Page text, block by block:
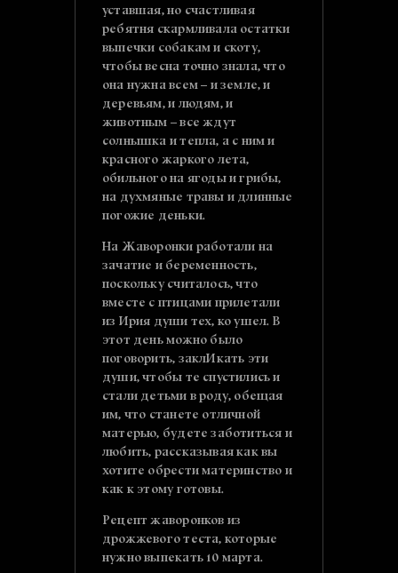
уставшая, но счастливая
ребятня скармливала остатки
выпечки собакам и скоту,
чтобы весна точно знала, что
она нужна всем – и земле, и
деревьям, и людям, и
животным – все ждут
солнышка и тепла, а с ним и
красного жаркого лета,
обильного на ягоды и грибы,
на духмяные травы и длинные
погожие деньки.
На Жаворонки работали на
зачатие и беременность,
поскольку считалось, что
вместе с птицами прилетали
из Ирия души тех, ко ушел. В
этот день можно было
поговорить, заклИкать эти
души, чтобы те спустились и
стали детьми в роду, обещая
им, что станете отличной
матерью, будете заботиться и
любить, рассказывая как вы
хотите обрести материнство и
как к этому готовы.
Рецепт жаворонков из
дрожжевого теста, которые
нужно выпекать 10 марта.